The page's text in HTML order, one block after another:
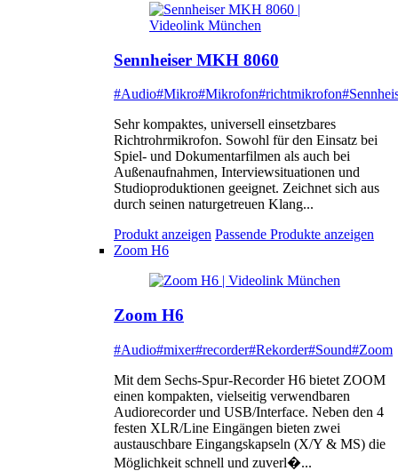
Sennheiser MKH 8060
#Audio#Mikro#Mikrofon#richtmikrofon
Sehr kompaktes, universell einsetzbares
Richtrohrmikrofon. Sowohl für den Einsatz bei
Spiel- und Dokumentarfilmen als auch bei
Außenaufnahmen, Interviewsituationen und
Studioproduktionen geeignet. Zeichnet sich aus
durch seinen naturgetreuen Klang...
Produkt anzeigen Passende Produkte anzeigen
Zoom H6
Zoom H6
#Audio#mixer#recorder#Rekorder#Sound#Zoom
Mit dem Sechs-Spur-Recorder H6 bietet ZOOM
einen kompakten, vielseitig verwendbaren
Audiorecorder und USB/Interface. Neben den 4
festen XLR/Line Eingängen bieten zwei
austauschbare Eingangskapseln (X/Y & MS) die
Möglichkeit schnell und zuverl�...